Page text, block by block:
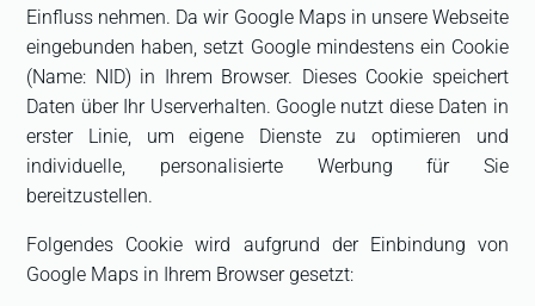
Einfluss nehmen. Da wir Google Maps in unsere Webseite
eingebunden haben, setzt Google mindestens ein Cookie
(Name: NID) in Ihrem Browser. Dieses Cookie speichert
Daten über Ihr Userverhalten. Google nutzt diese Daten in
erster Linie, um eigene Dienste zu optimieren und
individuelle, personalisierte Werbung für Sie
bereitzustellen.
Folgendes Cookie wird aufgrund der Einbindung von
Google Maps in Ihrem Browser gesetzt: